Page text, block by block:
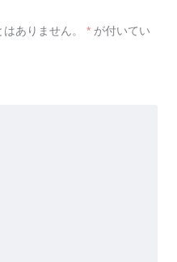
ありません。 * が付いてい